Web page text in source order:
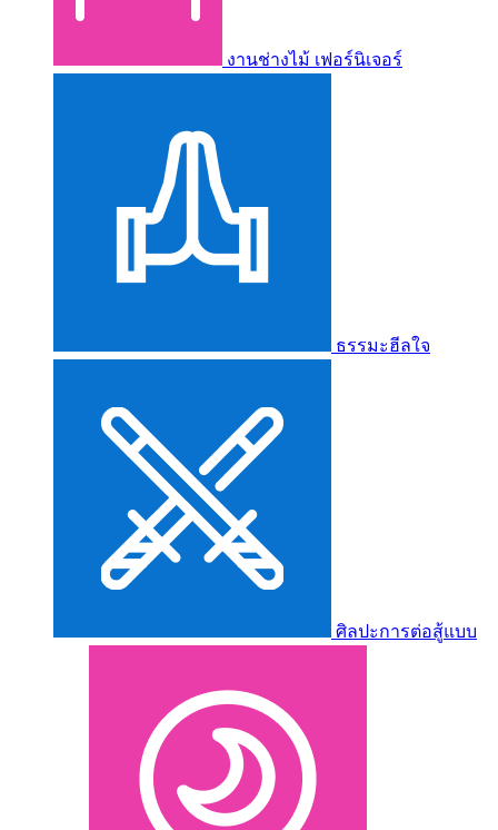
งานช่างไม้ เฟอร์นิเจอร์
ธรรมะฮีลใจ
ศิลปะการต่อสู้แบบ